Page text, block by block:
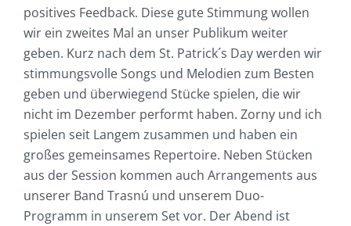
positives Feedback. Diese gute Stimmung wollen
wir ein zweites Mal an unser Publikum weiter
geben. Kurz nach dem St. Patrick´s Day werden wir
stimmungsvolle Songs und Melodien zum Besten
geben und überwiegend Stücke spielen, die wir
nicht im Dezember performt haben. Zorny und ich
spielen seit Langem zusammen und haben ein
großes gemeinsames Repertoire. Neben Stücken
aus der Session kommen auch Arrangements aus
unserer Band Trasnú und unserem Duo-
Programm in unserem Set vor. Der Abend ist